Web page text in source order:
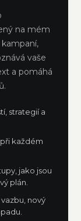
na mém
vaše
a pomáhá
strategií a
každém
jako jsou
plán.
nový